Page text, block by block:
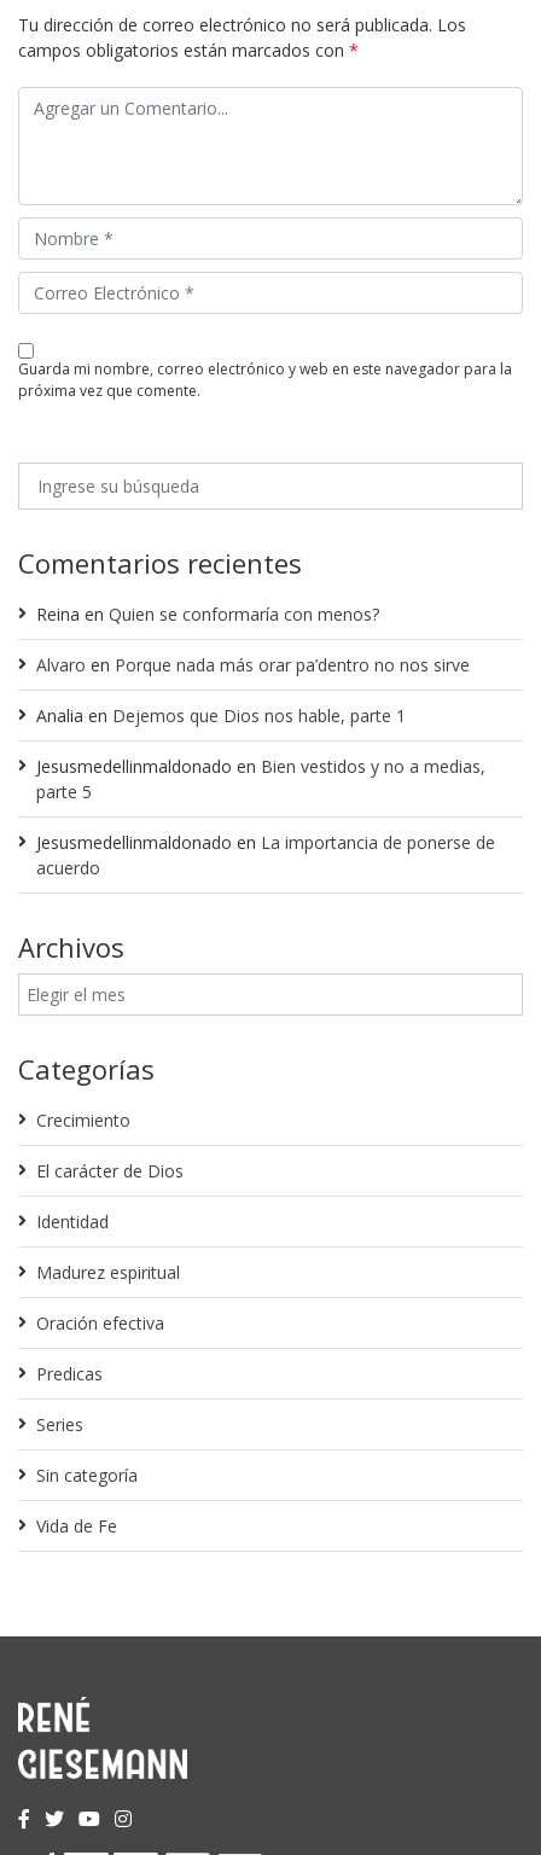
Tu dirección de correo electrónico no será publicada. Los
campos obligatorios están marcados con *
guarda mi nombre, correo electrónico y web en este navegador para la
próxima vez que comente.
Comentarios recientes
Reina en Quien se conformaría con menos?
Alvaro en Porque nada más orar pa’dentro no nos sirve
Analia en Dejemos que Dios nos hable, parte 1
Jesusmedellinmaldonado en Bien vestidos y no a medias,
parte 5
Jesusmedellinmaldonado en La importancia de ponerse de
acuerdo
Archivos
Categorías
Crecimiento
El carácter de Dios
Identidad
Madurez espiritual
Oración efectiva
Predicas
Series
Sin categoría
Vida de Fe